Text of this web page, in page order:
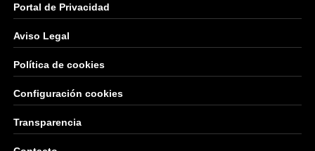
Portal de Privacidad
Aviso Legal
Política de cookies
Configuración cookies
Transparencia